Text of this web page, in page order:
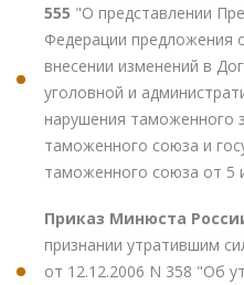
555 "О представлении
Федерации предложения
внесении изменений в
уголовной и
нарушения таможенного
таможенного союза и
таможенного союза от 5
Приказ Минюста
признании утратившим
от 12.12.2006 N 358 "Об